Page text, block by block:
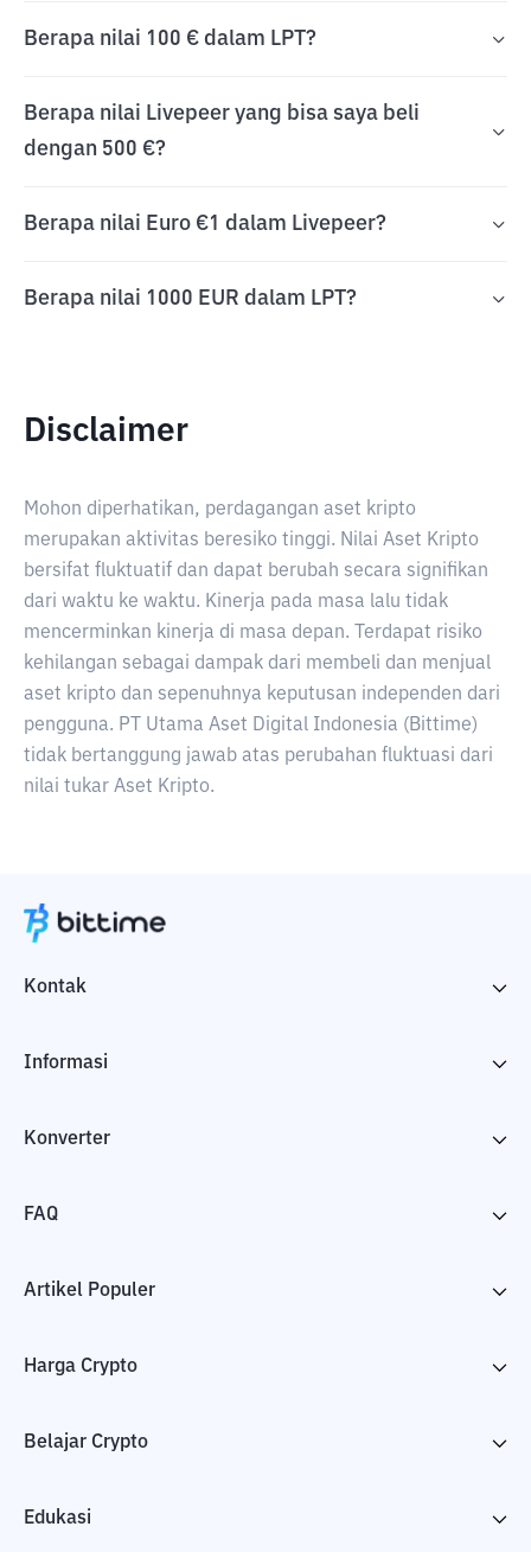
Berapa nilai 100 € dalam LPT?
Berapa nilai Livepeer yang bisa saya beli
dengan 500 €?
Berapa nilai Euro €1 dalam Livepeer?
Berapa nilai 1000 EUR dalam LPT?
Disclaimer
Mohon diperhatikan, perdagangan aset kripto
merupakan aktivitas beresiko tinggi. Nilai Aset Kripto
bersifat fluktuatif dan dapat berubah secara signifikan
dari waktu ke waktu. Kinerja pada masa lalu tidak
mencerminkan kinerja di masa depan. Terdapat risiko
kehilangan sebagai dampak dari membeli dan menjual
aset kripto dan sepenuhnya keputusan independen dari
pengguna. PT Utama Aset Digital Indonesia (Bittime)
tidak bertanggung jawab atas perubahan fluktuasi dari
nilai tukar Aset Kripto.
Kontak
Informasi
Konverter
FAQ
Artikel Populer
Harga Crypto
Belajar Crypto
Edukasi